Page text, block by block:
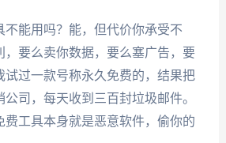
不能用吗？能，但代价你承受不
，要么卖你数据，要么塞广告，要
试过一款号称永久免费的，结果把
司，每天收到三百封垃圾邮件。
费工具本身就是恶意软件，偷你的